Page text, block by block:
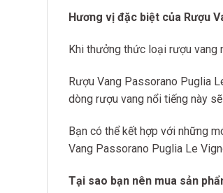
Hương vị đặc biệt của Rượu
Khi thưởng thức loại rượu vang
Rượu Vang Passorano Puglia
dòng rượu vang nổi tiếng này
Bạn có thể kết hợp với những
Vang Passorano Puglia Le
Tại sao bạn nên mua sản